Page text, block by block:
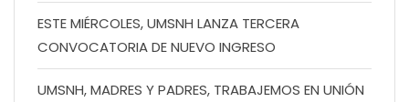
ESTE MIÉRCOLES, UMSNH LANZA TERCERA
CONVOCATORIA DE NUEVO INGRESO
UMSNH, MADRES Y PADRES, TRABAJEMOS EN UNIÓN